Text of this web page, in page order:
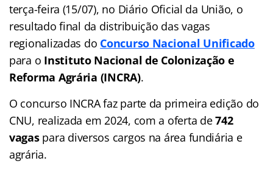
terça-feira (15/07), no Diário Oficial da União, o
resultado final da distribuição das vagas
regionalizadas do Concurso Nacional Unificado
para o Instituto Nacional de Colonização e
Reforma Agrária (INCRA).
O concurso INCRA faz parte da primeira edição do
CNU, realizada em 2024, com a oferta de742
vagas para diversos cargos na área fundiária e
agrária.